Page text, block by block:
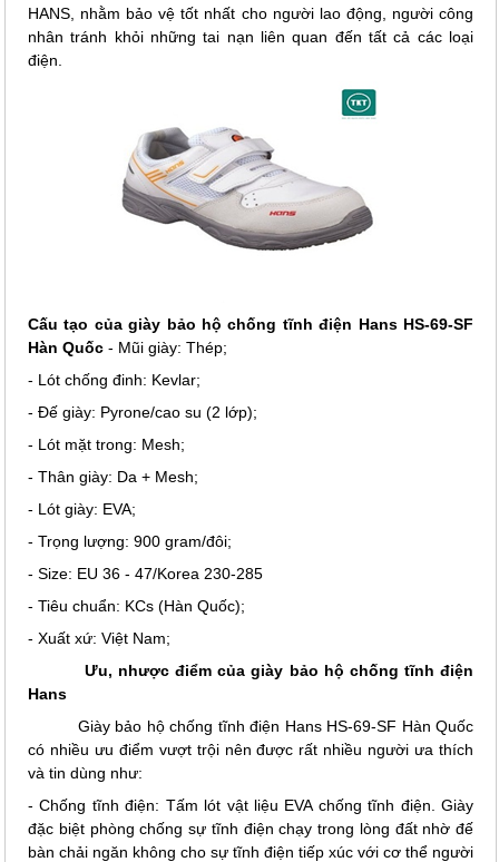
HANS, nhằm bảo vệ tốt nhất cho người lao động, người công
nhân tránh khỏi những tai nạn liên quan đến tất cả các loại
điện.
Cấu tạo của giày bảo hộ chống tĩnh điện Hans HS-69-SF
Hàn Quốc - Mũi giày: Thép;
- Lót chống đinh: Kevlar;
- Đế giày: Pyrone/cao su (2 lớp);
- Lót mặt trong: Mesh;
- Thân giày: Da + Mesh;
- Lót giày: EVA;
- Trọng lượng: 900 gram/đôi;
- Size: EU 36 - 47/Korea 230-285
- Tiêu chuẩn: KCs (Hàn Quốc);
- Xuất xứ: Việt Nam;
Ưu, nhược điểm của giày bảo hộ chống tĩnh điện
Hans
Giày bảo hộ chống tĩnh điện Hans HS-69-SF Hàn Quốc
có nhiều ưu điểm vượt trội nên được rất nhiều người ưa thích
và tin dùng như:
- Chống tĩnh điện: Tấm lót vật liệu EVA chống tĩnh điện. Giày
đặc biệt phòng chống sự tĩnh điện chạy trong lòng đất nhờ đế
bàn chải ngăn không cho sự tĩnh điện tiếp xúc với cơ thể người